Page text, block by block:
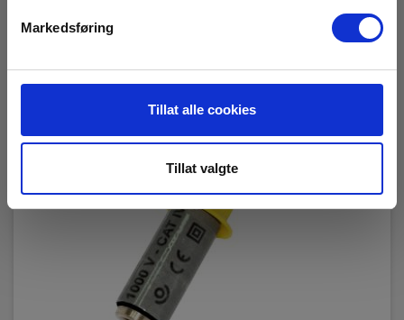
Markedsføring
Tillat alle cookies
Tillat valgte